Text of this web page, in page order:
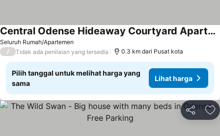
Seluruh Rumah/Apartemen
Central Odense Hideaway Courtyard Apartment
Lihat harga
/ Tidak ada penilaian yang tersedia 0.3 km dari Pusat kota
Pilih tanggal untuk melihat harga yang
sama
Lihat harga
Bagikan